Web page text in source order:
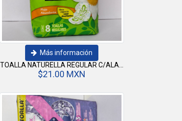
Más información
TOALLA NATURELLA REGULAR C/ALA...
$21.00 MXN